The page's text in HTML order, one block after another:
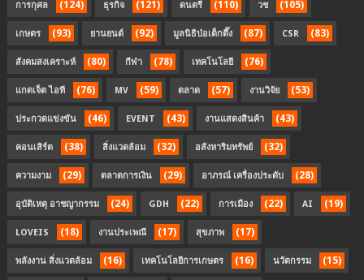
การกุศล (124) ธุรกิจ (121) ดนตรี (110) วช (105)
เกษตร (93) ยานยนต์ (92) มูลนิธิป่อเต็กตึ๊ง (87) CSR (83)
สังคมสงเคราะห์ (80) กีฬา (78) เทคโนโลยี (76)
แกดเจ็ต ไอที (76) MV (59) ตลาด (57) งานวิจัย (53)
ประกวดแข่งขัน (46) EVENT (43) งานแสดงสินค้า (43)
คอนเสิร์ต (38) สิ่งแวดล้อม (32) อสังหาริมทรัพย์ (32)
ความงาม (29) ตลาดการเงิน (29) อาภรณ์ เครื่องประดับ (28)
อุบัติเหตุ อาชญากรรม (24) GDH (22) การเมือง (22) AI (19)
LOVEIS (18) งานประเพณี (17) สุขภาพ (17)
พลังงาน สิ่งแวดล้อม (16) เทคโนโลยีการเกษตร (16) นวัตกรรม (15)